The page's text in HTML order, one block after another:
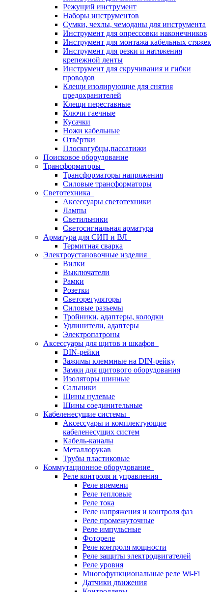
Режущий инструмент
Наборы инструментов
Сумки, чехлы, чемоданы для инструмента
Инструмент для опрессовки наконечников
Инструмент для монтажа кабельных стяжек
Инструмент для резки и натяжения
крепежной ленты
Инструмент для скручивания и гибки
проводов
Клещи изолирующие для снятия
предохранителей
Клещи переставные
Ключи гаечные
Кусачки
Ножи кабельные
Отвёртки
Плоскогубцы,пассатижи
Поисковое оборудование
Трансформаторы
Трансформаторы напряжения
Силовые трансформаторы
Светотехника
Аксессуары светотехники
Лампы
Светильники
Светосигнальная арматура
Арматура для СИП и ВЛ
Термитная сварка
Электроустановочные изделия
Вилки
Выключатели
Рамки
Розетки
Светорегуляторы
Силовые разъемы
Тройники, адаптеры, колодки
Удлинители, адаптеры
Электропатроны
Аксессуары для щитов и шкафов
DIN-рейки
Зажимы клеммные на DIN-рейку
Замки для щитового оборудования
Изоляторы шинные
Сальники
Шины нулевые
Шины соединительные
Кабеленесущие системы
Аксессуары и комплектующие
кабеленесущих систем
Кабель-каналы
Металлорукав
Трубы пластиковые
Коммутационное оборудование
Реле контроля и управления
Реле времени
Реле тепловые
Реле тока
Реле напряжения и контроля фаз
Реле промежуточные
Реле импульсные
Фотореле
Реле контроля мощности
Реле защиты электродвигателей
Реле уровня
Многофункциональные реле Wi-Fi
Датчики движения